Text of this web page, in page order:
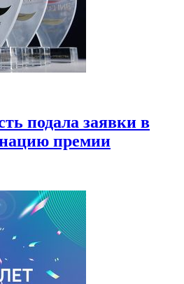
подала заявки в
премии